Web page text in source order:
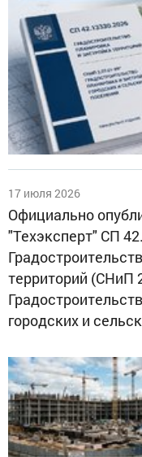
17 июля 2026
Официально
"Техэксперт" СП
территорий (СНиП
городских и